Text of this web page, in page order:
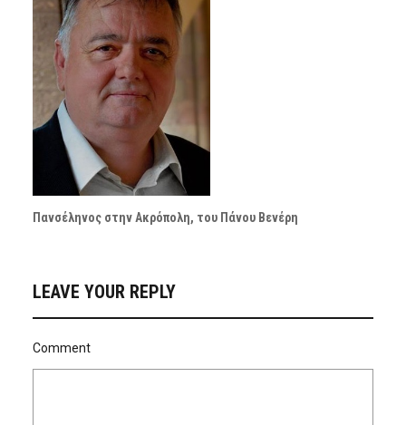
Πανσέληνος στην Ακρόπολη, του Πάνου Βενέρη
LEAVE YOUR REPLY
Comment